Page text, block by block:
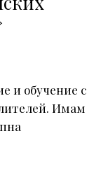
и обучение с
Имам